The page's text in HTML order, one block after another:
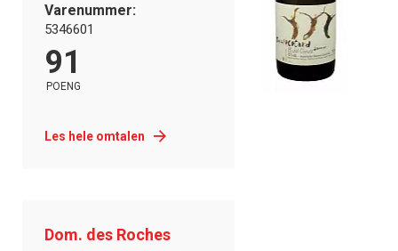
Varenummer:
5346601
91
POENG
Les hele omtalen
Dom. des Roches